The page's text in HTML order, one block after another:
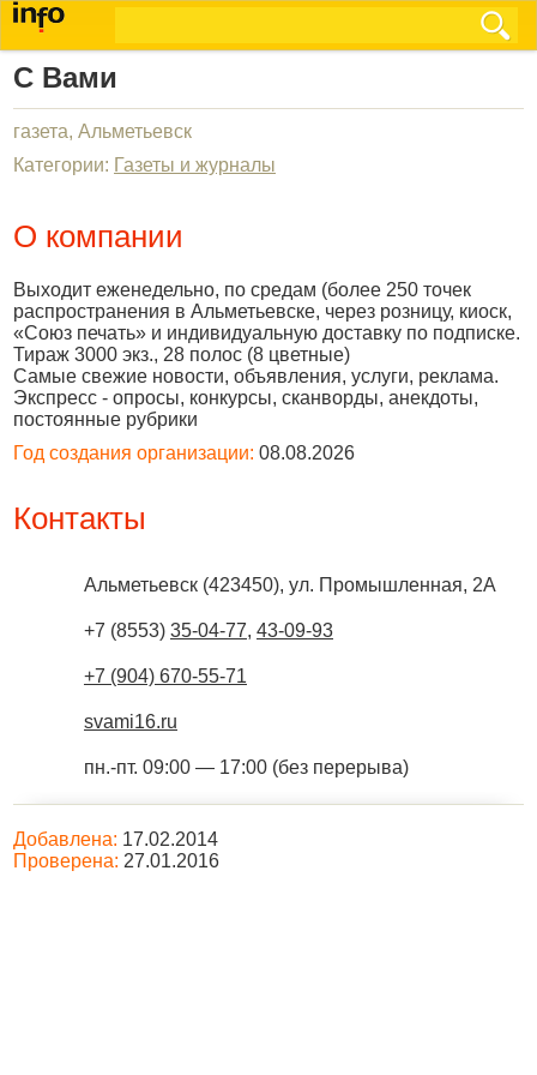
С Вами
газета, Альметьевск
Категории: Газеты и журналы
О компании
Выходит еженедельно, по средам (более 250 точек
распространения в Альметьевске, через розницу, киоск,
«Союз печать» и индивидуальную доставку по подписке.
Тираж 3000 экз., 28 полос (8 цветные)
Самые свежие новости, объявления, услуги, реклама.
Экспресс - опросы, конкурсы, сканворды, анекдоты,
постоянные рубрики
Год создания организации: 08.08.2026
Контакты
Альметьевск (423450), ул. Промышленная, 2А
+7 (8553) 35-04-77, 43-09-93
+7 (904) 670-55-71
svami16.ru
пн.-пт. 09:00 — 17:00 (без перерыва)
Добавлена: 17.02.2014
Проверена: 27.01.2016